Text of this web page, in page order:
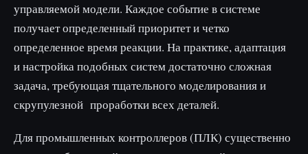
управляемой модели. Каждое событие в системе
получает определенный приоритет и четко
определенное время реакции. На практике, адаптация
и настройка подобных систем достаточно сложная
задача, требующая тщательного моделирования и
скрупулезной проработки всех деталей.
Для промышленных контроллеров (ПЛК) существенно